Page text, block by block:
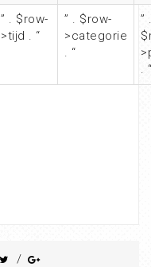
” . $row-
>tijd . “
” . $row-
>categorie
. “
”
.
/